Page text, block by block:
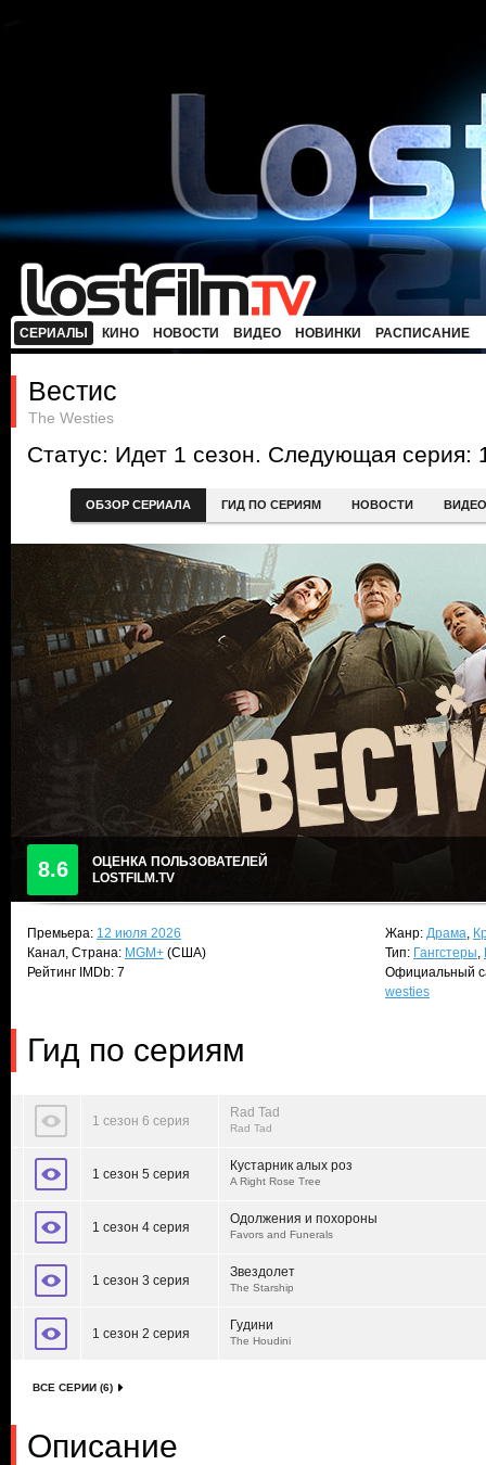
СЕРИАЛЫ КИНО НОВОСТИ ВИДЕО НОВИНКИ РАСПИСАНИЕ
Вестис
The Westies
Статус: Идет 1 сезон. Следующая серия:
ОБЗОР СЕРИАЛА ГИД ПО СЕРИЯМ НОВОСТИ ВИДЕО
8.6
ОЦЕНКА ПОЛЬЗОВАТЕЛЕЙ
LOSTFILM.TV
Премьера: 12 июля 2026
Канал, Страна: MGM+ (США)
Рейтинг IMDb: 7
Жанр: Драма,
Тип: Гангстеры,
Официальный
westies
Гид по сериям
1 сезон 6 серия
Rad Tad
Rad Tad
1 сезон 5 серия
Кустарник алых роз
A Right Rose Tree
1 сезон 4 серия
Одолжения и похороны
Favors and Funerals
1 сезон 3 серия
Звездолет
The Starship
1 сезон 2 серия
Гудини
The Houdini
ВСЕ СЕРИИ (6)
Описание